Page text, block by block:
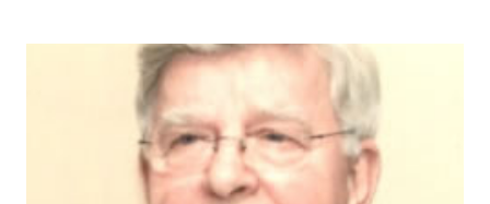
PIERRE
CHARBONNEAU
–
HOMÉLIE
ET
TÉMOIGNAGES